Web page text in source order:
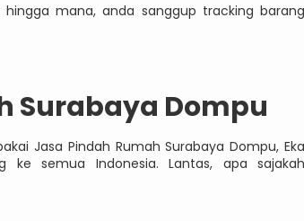
mana, anda sanggup tracking barang
Surabaya Dompu
Jasa Pindah Rumah Surabaya Dompu, Eka
ke semua Indonesia. Lantas, apa sajakah